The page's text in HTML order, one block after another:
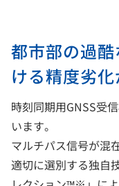
都市部の過
ける精度劣
時刻同期用GNSS受
います。
マルチパス信号が混
適切に選別する独自